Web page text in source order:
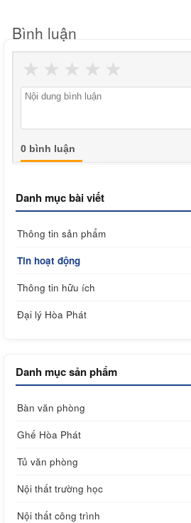
Bình luận
★
★
★
★
★
0 bình luận
Danh mục bài viết
Thông tin sản phẩm
Tin hoạt động
Thông tin hữu ích
Đại lý Hòa Phát
Danh mục sản phẩm
Bàn văn phòng
Ghế Hòa Phát
Tủ văn phòng
Nội thất trường học
Nội thất công trình